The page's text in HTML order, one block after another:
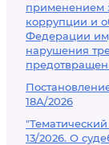
применением
коррупции и
Федерации
нарушения
18А/2026
13/2026. О